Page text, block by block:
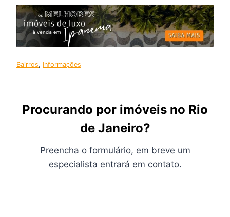
Bairros, Informações
Procurando por imóveis no Rio
de Janeiro?
Preencha o formulário, em breve um
especialista entrará em contato.